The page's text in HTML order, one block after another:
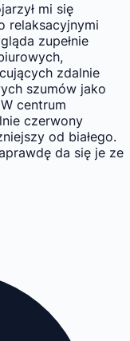
mi się
relaksacyjnymi
zupełnie
zdalnie
szumów jako
centrum
czerwony
od białego.
da się je ze